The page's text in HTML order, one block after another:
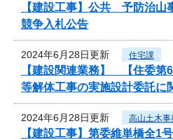
【建設工事】公共 予防治
競争入札公告
2024年6月28日更新 住宅課
【建設関連業務】 【住委
等解体工事の実施設計委託に
2024年6月28日更新 高山土木事
【建設工事】第委維単橋全